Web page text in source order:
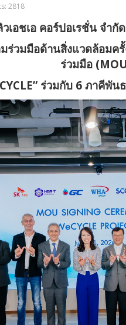
2818
เอชเอ คอร์ปอเรชั่น จำกั
ร่วมมือด้านสิ่งแวดล้อม
ร่วมมือ
ร่วมกับ 6 ภาคีพั